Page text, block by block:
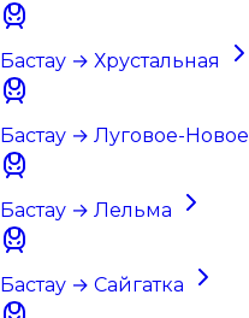
Бастау → Хрустальная
Бастау → Луговое-Новое
Бастау → Лельма
Бастау → Сайгатка